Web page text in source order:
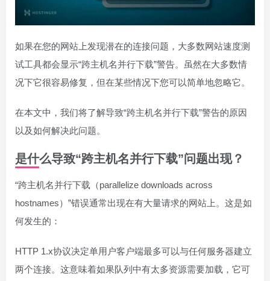
如果在您的网站上发现潜在的连接问题，大多数网站速度测
试工具都会显示“跨主机名并行下载”警告。虽然在大多数情
况下它很容易修复，但在某些情况下您可以简单地忽略它。
在本文中，我们将了解导致“跨主机名并行下载”警告的原因
以及如何解决此问题。
是什么导致“跨主机名并行下载”问题出现？
“跨主机名并行下载（parallelize downloads across
hostnames）”错误通常出现在有大量请求的网站上。这是如
何发生的：
HTTP 1.x协议决定单用户客户端最多可以与任何服务器建立
两个连接。这意味着如果队列中有太多资源需要加载，它可